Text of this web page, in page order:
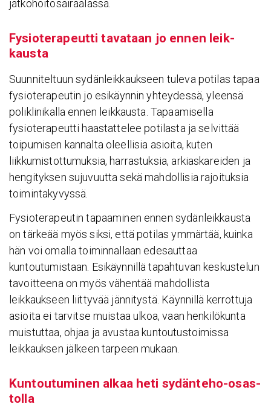
jatkohoitosairaalassa.
Fysio­te­ra­peutti tava­taan jo ennen leik­
kausta
Suunniteltuun sydänleikkaukseen tuleva potilas tapaa
fysioterapeutin jo esikäynnin yhteydessä, yleensä
poliklinikalla ennen leikkausta. Tapaamisella
fysioterapeutti haastattelee potilasta ja selvittää
toipumisen kannalta oleellisia asioita, kuten
liikkumistottumuksia, harrastuksia, arkiaskareiden ja
hengityksen sujuvuutta sekä mahdollisia rajoituksia
toimintakyvyssä.
Fysioterapeutin tapaaminen ennen sydänleikkausta
on tärkeää myös siksi, että potilas ymmärtää, kuinka
hän voi omalla toiminnallaan edesauttaa
kuntoutumistaan. Esikäynnillä tapahtuvan keskustelun
tavoitteena on myös vähentää mahdollista
leikkaukseen liittyvää jännitystä. Käynnillä kerrottuja
asioita ei tarvitse muistaa ulkoa, vaan henkilökunta
muistuttaa, ohjaa ja avustaa kuntoutustoimissa
leikkauksen jälkeen tarpeen mukaan.
Kuntou­tu­minen alkaa heti sydän­teho-osas­
tolla